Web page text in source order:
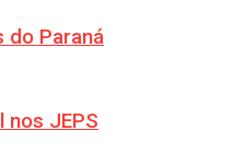
do Paraná
JEPS